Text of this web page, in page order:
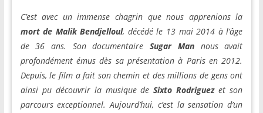
C’est avec un immense chagrin que nous apprenions la
mort de Malik Bendjelloul, décédé le 13 mai 2014 à l’âge
de 36 ans. Son documentaireSugar Mannous avait
profondément émus dès sa présentation à Paris en 2012.
Depuis, le film a fait son chemin et des millions de gens ont
ainsi pu découvrir la musique deSixto Rodriguezet son
parcours exceptionnel. Aujourd’hui, c’est la sensation d’un